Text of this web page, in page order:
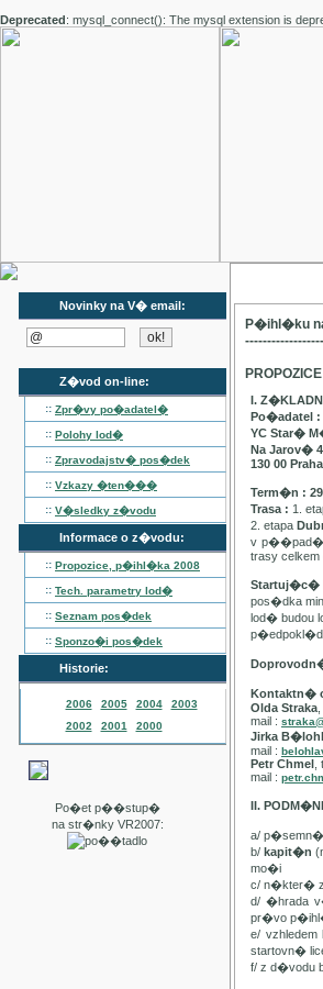
Deprecated: mysql_connect(): The mysql extension is
Novinky na V� email:
Z�vod on-line:
:: Zpr�vy po�adatel�
:: Polohy lod�
:: Zpravodajstv� pos�dek
:: Vzkazy �ten���
:: V�sledky z�vodu
Informace o z�vodu:
:: Propozice, p�ihl�ka 2008
:: Tech. parametry lod�
:: Seznam pos�dek
:: Sponzo�i pos�dek
Historie:
2006 2005 2004
2003
2002
2001 2000
Po�et p��stup�
na str�nky VR2007:
P�ihl�ku
I.
Po�adatel :
YC Star�
Na Jarov� 4
130 00
Term�n :
Trasa : 1.
2. etapa
v p��pad�
trasy celkem
Startuj�c�
pos�dka
lod� budou
Kontaktn�
Olda Straka
mail :
Jirka
mail :
Petr Chmel
mail :
II.
a/
b/kapit�n
mo�i
c/ n�kter�
d/ �hrada
pr�vo
e/
startovn�
f/ z d�vodu